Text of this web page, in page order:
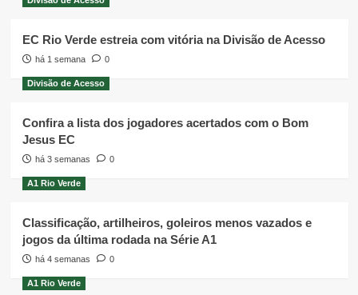
EC Rio Verde estreia com vitória na Divisão de Acesso
há 1 semana 0
Divisão de Acesso
Confira a lista dos jogadores acertados com o Bom
Jesus EC
há 3 semanas 0
A1 Rio Verde
Classificação, artilheiros, goleiros menos vazados e
jogos da última rodada na Série A1
há 4 semanas 0
A1 Rio Verde